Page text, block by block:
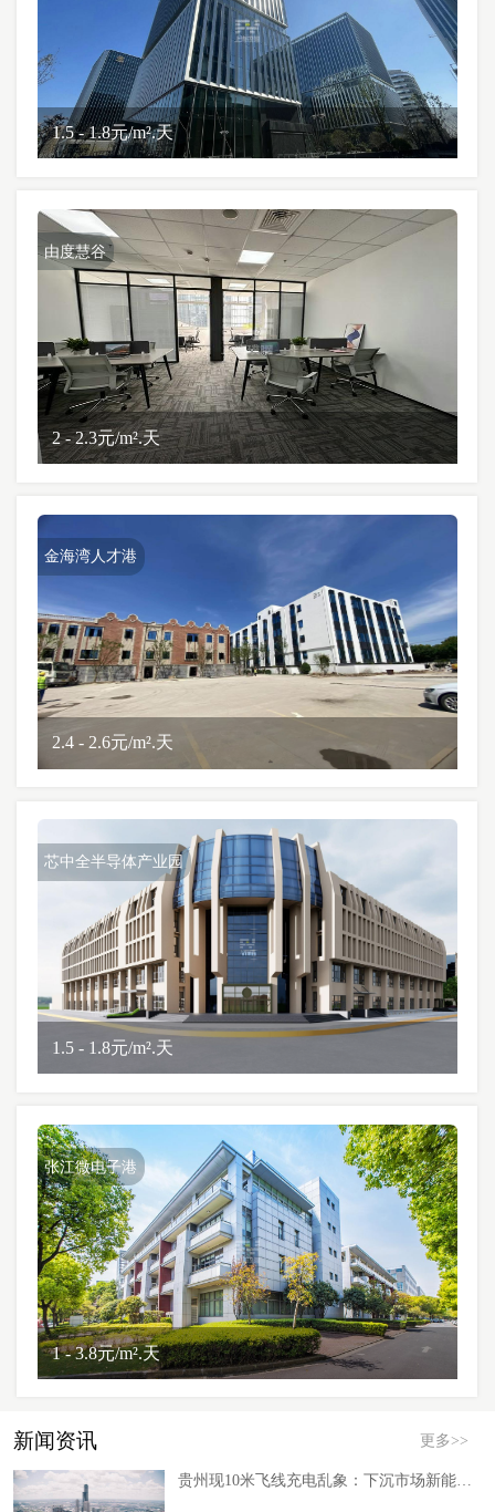
1.5 - 1.8元/m².天
由度慧谷
2 - 2.3元/m².天
金海湾人才港
2.4 - 2.6元/m².天
芯中全半导体产业园
1.5 - 1.8元/m².天
张江微电子港
1 - 3.8元/m².天
新闻资讯 更多>>